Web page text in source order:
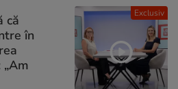
Exclusiv
că
în